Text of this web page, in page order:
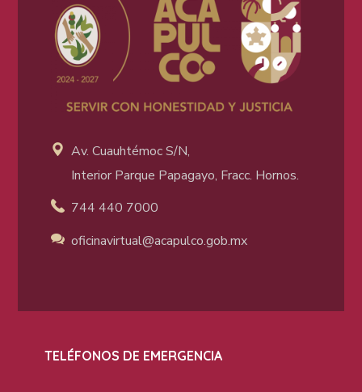
Av. Cuauhtémoc S/N,
Interior Parque Papagayo, Fracc. Hornos.
744 440 7000
oficinavirtual@acapulco.gob.mx
TELÉFONOS DE EMERGENCIA